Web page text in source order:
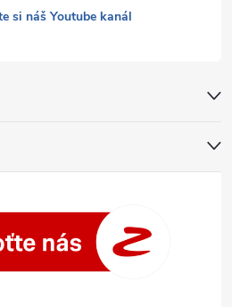
si náš Youtube kanál